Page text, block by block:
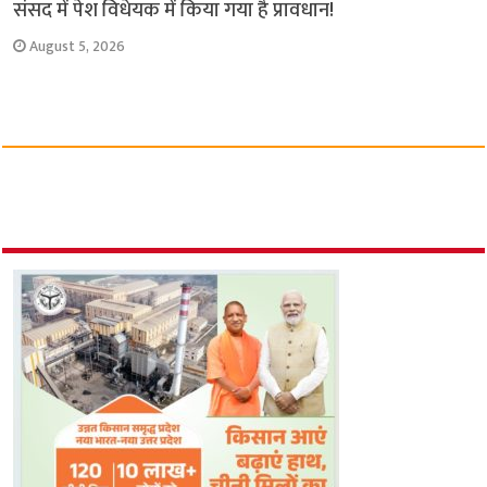
संसद में पेश विधेयक में किया गया है प्रावधान!
August 5, 2026